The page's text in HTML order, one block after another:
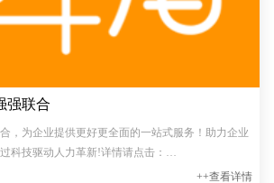
强联合
，为企业提供更好更全面的一站式服务！助力企业
科技驱动人力革新!详情请点击：
95.html
++查看详情